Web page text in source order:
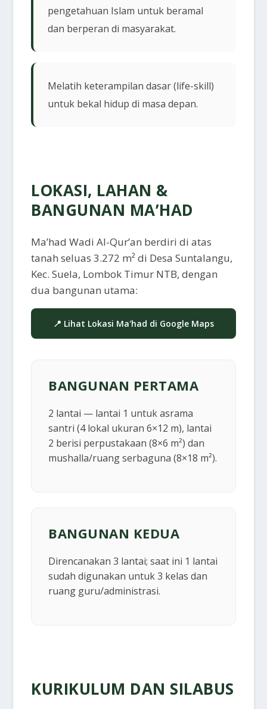
pengetahuan Islam untuk beramal
dan berperan di masyarakat.
Melatih keterampilan dasar (life-skill)
untuk bekal hidup di masa depan.
LOKASI, LAHAN &
BANGUNAN MA’HAD
Ma’had Wadi Al-Qur’an berdiri di atas
tanah seluas 3.272 m² di Desa Suntalangu,
Kec. Suela, Lombok Timur NTB, dengan
dua bangunan utama:
📍 Lihat Lokasi Ma'had di Google Maps
BANGUNAN PERTAMA
2 lantai — lantai 1 untuk asrama
santri (4 lokal ukuran 6×12 m), lantai
2 berisi perpustakaan (8×6 m²) dan
mushalla/ruang serbaguna (8×18 m²).
BANGUNAN KEDUA
Direncanakan 3 lantai; saat ini 1 lantai
sudah digunakan untuk 3 kelas dan
ruang guru/administrasi.
KURIKULUM DAN SILABUS